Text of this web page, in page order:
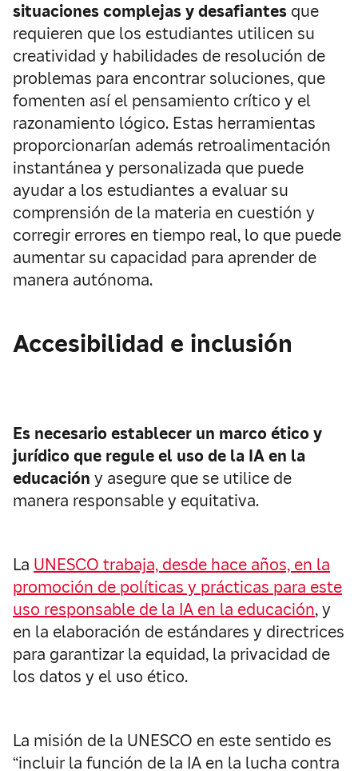
situaciones complejas y desafiantes que
requieren que los estudiantes utilicen su
creatividad y habilidades de resolución de
problemas para encontrar soluciones, que
fomenten así el pensamiento crítico y el
razonamiento lógico. Estas herramientas
proporcionarían además retroalimentación
instantánea y personalizada que puede
ayudar a los estudiantes a evaluar su
comprensión de la materia en cuestión y
corregir errores en tiempo real, lo que puede
aumentar su capacidad para aprender de
manera autónoma.
Accesibilidad e inclusión
Es necesario establecer un marco ético y
jurídico que regule el uso de la IA en la
educación y asegure que se utilice de
manera responsable y equitativa.
La UNESCO trabaja, desde hace años, en la
promoción de políticas y prácticas para este
uso responsable de la IA en la educación, y
en la elaboración de estándares y directrices
para garantizar la equidad, la privacidad de
los datos y el uso ético.
La misión de la UNESCO en este sentido es
“incluir la función de la IA en la lucha contra